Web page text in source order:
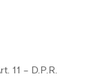
11 – D.P.R.